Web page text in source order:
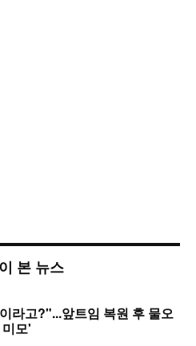
본 뉴스
라고?"...앞트임 복원 후 물오
모'